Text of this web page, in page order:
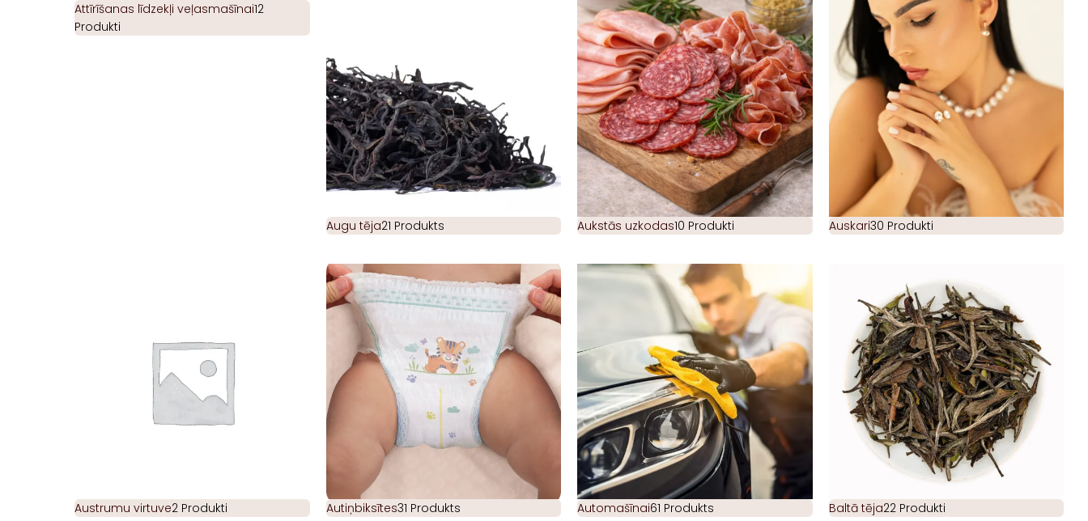
Attīrīšanas līdzekļi veļasmašīnai12
Produkti
Augu tēja21 Produkts Aukstās uzkodas10 Produkti Auskari30 Produkti
Austrumu virtuve2 Produkti Autiņbiksītes31 Produkts Automašīnai61 Produkts Baltā tēja22 Produkti